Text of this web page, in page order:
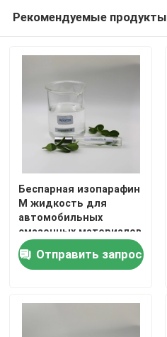
Рекомендуемые продукты
Беспарная изопарафин
M жидкость для
автомобильных
смазочных материалов
с температурой
вспышки 95°C
Отправить запрос